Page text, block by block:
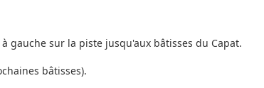
gauche sur la piste jusqu'aux bâtisses du Capat.
bâtisses).